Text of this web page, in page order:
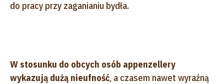
do pracy przy zaganianiu bydła.
W stosunku do obcych osób appenzellery
wykazują dużą nieufność, a czasem nawet wyraźną